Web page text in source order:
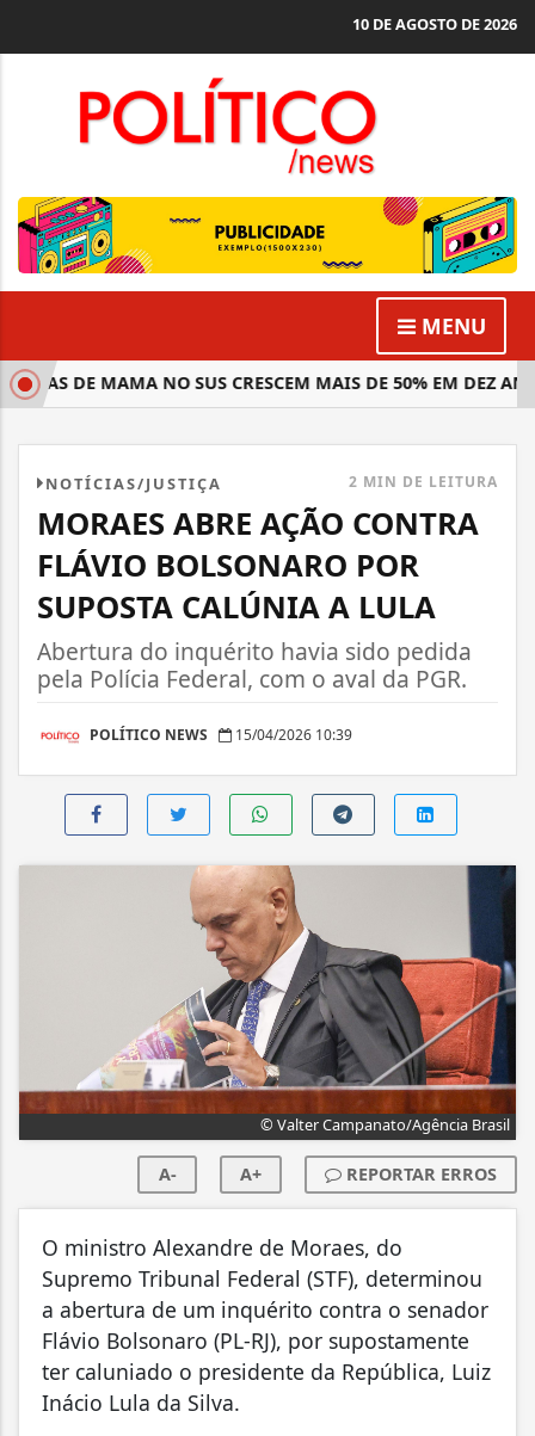
10 DE AGOSTO DE 2026
MENU
DE MAMA NO SUS CRESCEM MAIS DE 50% EM DEZ ANOS
NOTÍCIAS/JUSTIÇA 2 MIN DE LEITURA
MORAES ABRE AÇÃO CONTRA
FLÁVIO BOLSONARO POR
SUPOSTA CALÚNIA A LULA
Abertura do inquérito havia sido pedida
pela Polícia Federal, com o aval da PGR.
POLÍTICO NEWS 15/04/2026 10:39
© Valter Campanato/Agência Brasil
A- A+ REPORTAR ERROS
O ministro Alexandre de Moraes, do
Supremo Tribunal Federal (STF), determinou
a abertura de um inquérito contra o senador
Flávio Bolsonaro (PL-RJ), por supostamente
ter caluniado o presidente da República, Luiz
Inácio Lula da Silva.